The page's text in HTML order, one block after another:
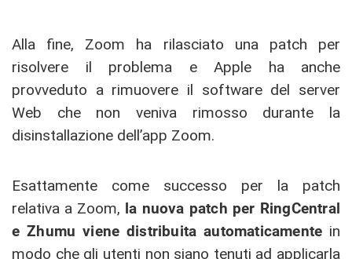
Alla fine, Zoom ha rilasciato una patch per
risolvere il problema e Apple ha anche
provveduto a rimuovere il software del server
Web che non veniva rimosso durante la
disinstallazione dell’app Zoom.
Esattamente come successo per la patch
relativa a Zoom, la nuova patch per RingCentral
e Zhumu viene distribuita automaticamente in
modo che gli utenti non siano tenuti ad applicarla